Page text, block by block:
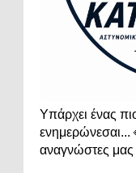
Υπάρχει ένας
ενημερώνεσαι...
αναγνώστες μας